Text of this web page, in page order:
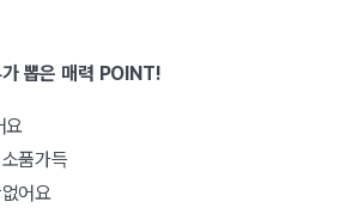
뽑은 매력 POINT!
요
품가득
어요